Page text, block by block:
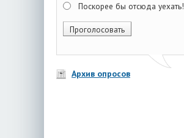
Поскорее бы отсюда уехать!
Архив опросов